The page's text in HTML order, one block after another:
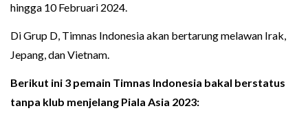
hingga 10 Februari 2024.
Di Grup D, Timnas Indonesia akan bertarung melawan Irak,
Jepang, dan Vietnam.
Berikut ini 3 pemain Timnas Indonesia bakal berstatus
tanpa klub menjelang Piala Asia 2023: